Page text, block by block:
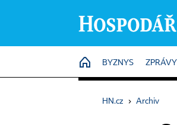
HOME
BYZNYS ZPRÁVY
HN.cz › Archiv